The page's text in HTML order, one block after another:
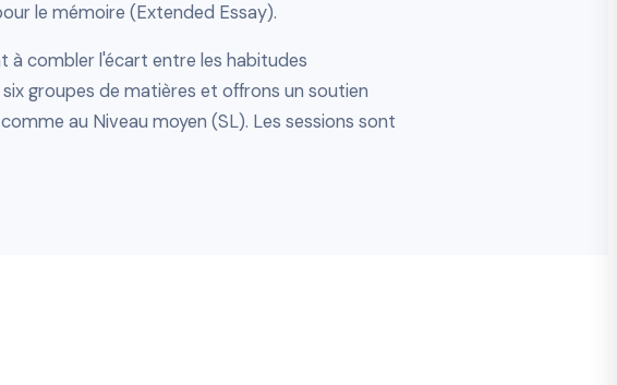
le mémoire (Extended Essay).
à combler l'écart entre les habitudes
groupes de matières et offrons un soutien
au Niveau moyen (SL). Les sessions sont